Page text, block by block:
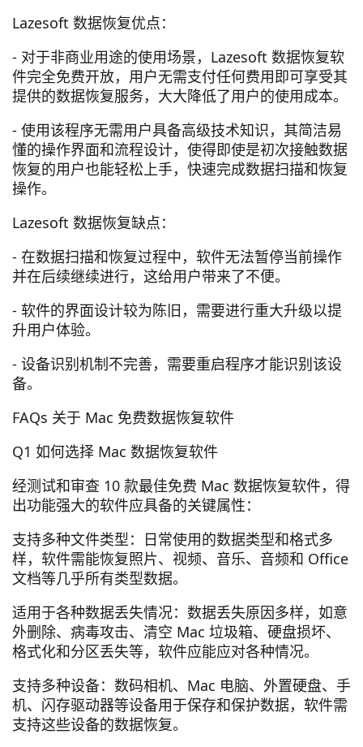
Lazesoft 数据恢复优点：
- 对于非商业用途的使用场景，Lazesoft 数据恢复软
件完全免费开放，用户无需支付任何费用即可享受其
提供的数据恢复服务，大大降低了用户的使用成本。
- 使用该程序无需用户具备高级技术知识，其简洁易
懂的操作界面和流程设计，使得即使是初次接触数据
恢复的用户也能轻松上手，快速完成数据扫描和恢复
操作。
Lazesoft 数据恢复缺点：
- 在数据扫描和恢复过程中，软件无法暂停当前操作
并在后续继续进行，这给用户带来了不便。
- 软件的界面设计较为陈旧，需要进行重大升级以提
升用户体验。
- 设备识别机制不完善，需要重启程序才能识别该设
备。
FAQs 关于 Mac 免费数据恢复软件
Q1 如何选择 Mac 数据恢复软件
经测试和审查 10 款最佳免费 Mac 数据恢复软件，得
出功能强大的软件应具备的关键属性：
支持多种文件类型：日常使用的数据类型和格式多
样，软件需能恢复照片、视频、音乐、音频和 Office
文档等几乎所有类型数据。
适用于各种数据丢失情况：数据丢失原因多样，如意
外删除、病毒攻击、清空 Mac 垃圾箱、硬盘损坏、
格式化和分区丢失等，软件应能应对各种情况。
支持多种设备：数码相机、Mac 电脑、外置硬盘、手
机、闪存驱动器等设备用于保存和保护数据，软件需
支持这些设备的数据恢复。